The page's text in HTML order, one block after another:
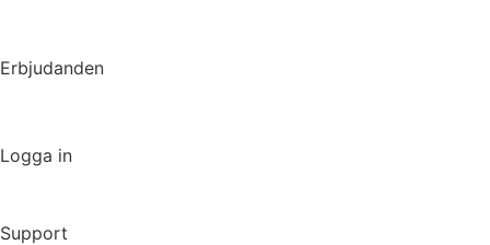
Erbjudanden
Logga in
Support